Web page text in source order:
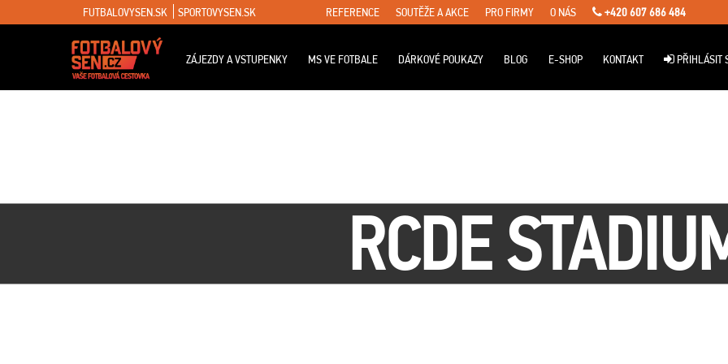
FUTBALOVYSEN.SK SPORTOVYSEN.SK REFERENCE SOUTĚŽE A AKCE PRO FIRMY O NÁS +420 607 686 484
ZÁJEZDY A VSTUPENKY MS VE FOTBALE DÁRKOVÉ POUKAZY BLOG E-SHOP KONTAKT PŘIHLÁSIT
RCDE